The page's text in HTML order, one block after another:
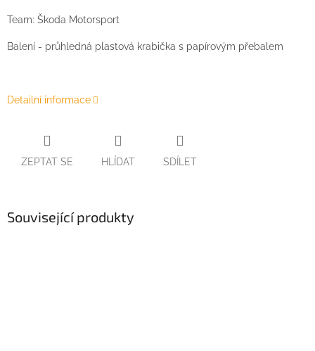
Team: Škoda Motorsport
Balení - průhledná plastová krabička s papírovým přebalem
Detailní informace
ZEPTAT SE HLÍDAT SDÍLET
Související produkty